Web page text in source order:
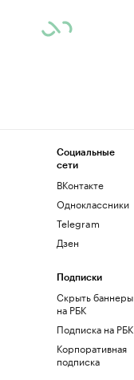
Социальные
сети
ВКонтакте
Одноклассники
Telegram
Дзен
Подписки
Скрыть баннеры
на РБК
Подписка на РБК
Корпоративная
подписка